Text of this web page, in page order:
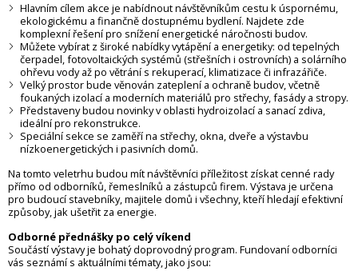
Hlavním cílem akce je nabídnout návštěvníkům cestu k úspornému,
ekologickému a finančně dostupnému bydlení. Najdete zde
komplexní řešení pro snížení energetické náročnosti budov.
Můžete vybírat z široké nabídky vytápění a energetiky: od tepelných
čerpadel, fotovoltaických systémů (střešních i ostrovních) a solárního
ohřevu vody až po větrání s rekuperací, klimatizace či infrazářiče.
Velký prostor bude věnován zateplení a ochraně budov, včetně
foukaných izolací a moderních materiálů pro střechy, fasády a stropy.
Představeny budou novinky v oblasti hydroizolací a sanací zdiva,
ideální pro rekonstrukce.
Speciální sekce se zaměří na střechy, okna, dveře a výstavbu
nízkoenergetických i pasivních domů.
Na tomto veletrhu budou mít návštěvníci příležitost získat cenné rady
přímo od odborníků, řemeslníků a zástupců firem. Výstava je určena
pro budoucí stavebníky, majitele domů i všechny, kteří hledají efektivní
způsoby, jak ušetřit za energie.
Odborné přednášky po celý víkend
Součástí výstavy je bohatý doprovodný program. Fundovaní odborníci
vás seznámí s aktuálními tématy, jako jsou: